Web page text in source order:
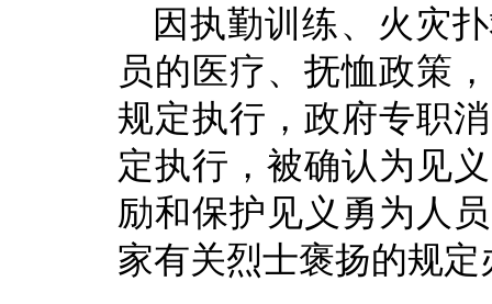
因执勤训练、火灾
员的医疗、抚恤政策
规定执行，政府专职
定执行，被确认为见
励和保护见义勇为人
家有关烈士褒扬的规定